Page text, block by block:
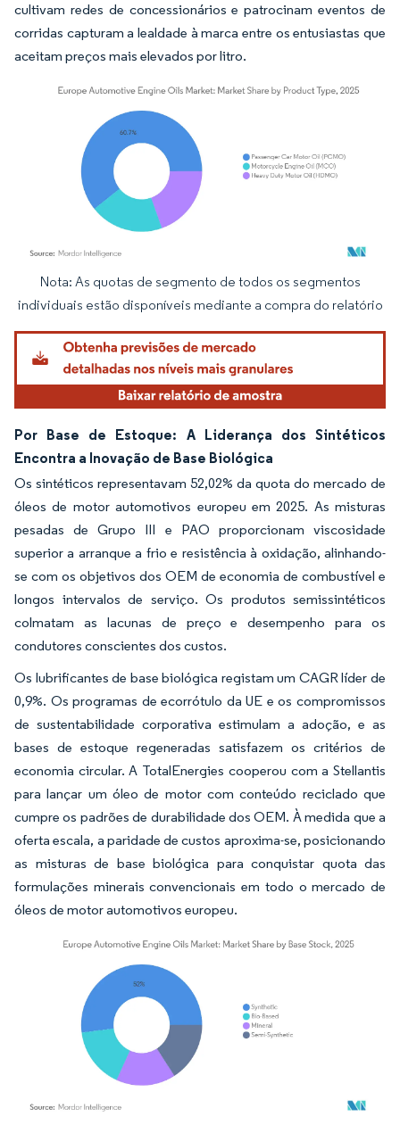
cultivam redes de concessionários e patrocinam eventos de
corridas capturam a lealdade à marca entre os entusiastas que
aceitam preços mais elevados por litro.
Imagem © Mordor Intelligence. O reuso requer atribuição conforme CC BY 4.0.
Nota: As quotas de segmento de todos os segmentos
individuais estão disponíveis mediante a compra do relatório
Por Base de Estoque: A Liderança dos Sintéticos
Encontra a Inovação de Base Biológica
Os sintéticos representavam 52,02% da quota do mercado de
óleos de motor automotivos europeu em 2025. As misturas
pesadas de Grupo III e PAO proporcionam viscosidade
superior a arranque a frio e resistência à oxidação, alinhando-
se com os objetivos dos OEM de economia de combustível e
longos intervalos de serviço. Os produtos semissintéticos
colmatam as lacunas de preço e desempenho para os
condutores conscientes dos custos.
Os lubrificantes de base biológica registam um CAGR líder de
0,9%. Os programas de ecorrótulo da UE e os compromissos
de sustentabilidade corporativa estimulam a adoção, e as
bases de estoque regeneradas satisfazem os critérios de
economia circular. A TotalEnergies cooperou com a Stellantis
para lançar um óleo de motor com conteúdo reciclado que
cumpre os padrões de durabilidade dos OEM. À medida que a
oferta escala, a paridade de custos aproxima-se, posicionando
as misturas de base biológica para conquistar quota das
formulações minerais convencionais em todo o mercado de
óleos de motor automotivos europeu.